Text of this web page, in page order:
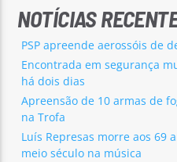
NOTÍCIAS
PSP apreende aerossóis de
Encontrada em segurança
há dois dias
Apreensão de 10 armas de
na Trofa
Luís Represas morre aos 69
meio século na música